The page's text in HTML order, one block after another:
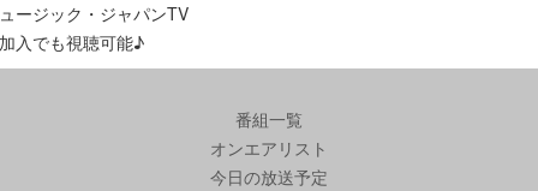
ージック・ジャパンTV
入でも視聴可能♪
番組一覧
オンエアリスト
今日の放送予定